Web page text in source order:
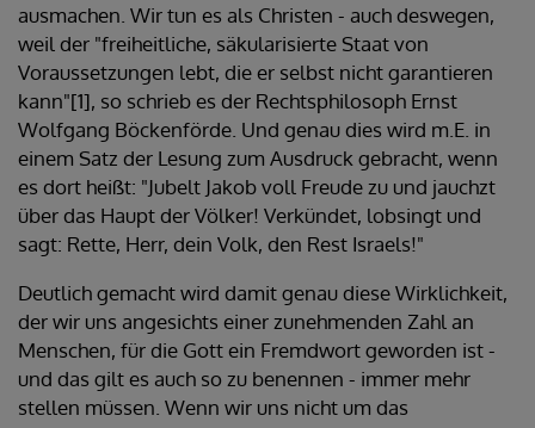
ausmachen. Wir tun es als Christen - auch deswegen,
weil der "freiheitliche, säkularisierte Staat von
Voraussetzungen lebt, die er selbst nicht garantieren
kann"[1], so schrieb es der Rechtsphilosoph Ernst
Wolfgang Böckenförde. Und genau dies wird m.E. in
einem Satz der Lesung zum Ausdruck gebracht, wenn
es dort heißt: "Jubelt Jakob voll Freude zu und jauchzt
über das Haupt der Völker! Verkündet, lobsingt und
sagt: Rette, Herr, dein Volk, den Rest Israels!"
Deutlich gemacht wird damit genau diese Wirklichkeit,
der wir uns angesichts einer zunehmenden Zahl an
Menschen, für die Gott ein Fremdwort geworden ist -
und das gilt es auch so zu benennen - immer mehr
stellen müssen. Wenn wir uns nicht um das